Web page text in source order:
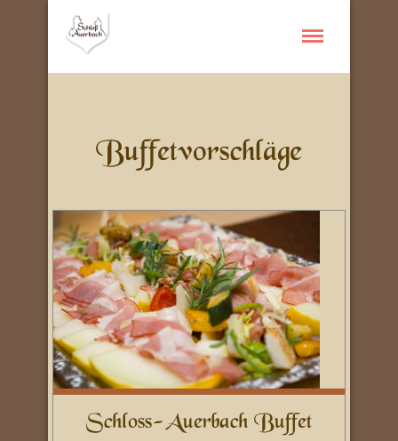
Buffetvorschläge
Schloss-Auerbach Buffet